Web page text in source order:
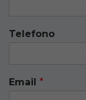
Telefono
Email *